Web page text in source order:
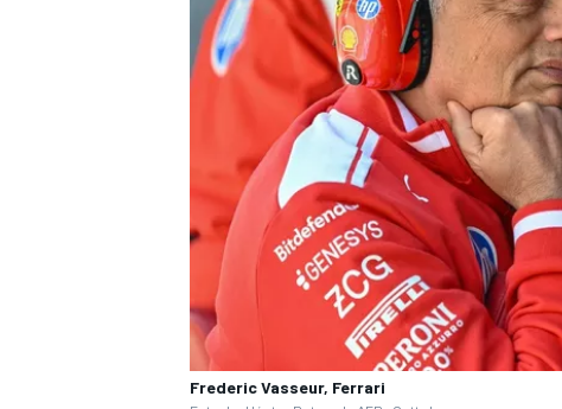
Frederic Vasseur, Ferrari